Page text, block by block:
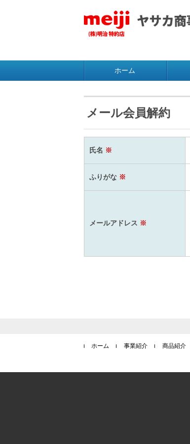
ホーム
メール会員解約
氏名 ※
ふりがな ※
メールアドレス ※
ホーム 事業紹介 商品紹介